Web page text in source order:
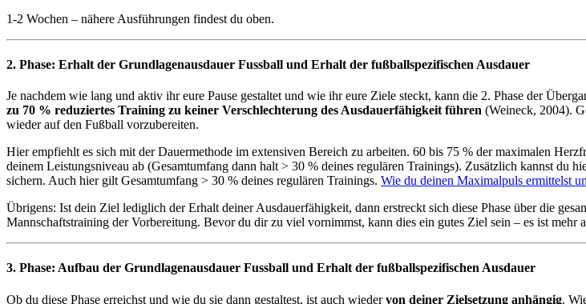
1-2 Wochen – nähere Ausführungen findest du oben.
2. Phase: Erhalt der Grundlagenausdauer Fussball und Erhalt der fußballspezifischen Ausdauer
Je nachdem wie lang und aktiv ihr eure Pause gestaltet und wie ihr eure Ziele steckt, kann die 2. Phase der
zu 70 % reduziertes Training zu keiner Verschlechterung des Ausdauerfähigkeit führen (Weineck, 2004).
wieder auf den Fußball vorzubereiten.
Hier empfiehlt es sich mit der Dauermethode im extensiven Bereich zu arbeiten. 60 bis 75 % der maximalen
deinem Leistungsniveau ab (Gesamtumfang dann halt > 30 % deines regulären Trainings). Zusätzlich kannst du
sichern. Auch hier gilt Gesamtumfang > 30 % deines regulären Trainings. Wie du deinen Maximalpuls ermittelst
Übrigens: Ist dein Ziel lediglich der Erhalt deiner Ausdauerfähigkeit, dann erstreckt sich diese Phase über die
Mannschaftstraining der Vorbereitung. Bevor du dir zu viel vornimmst, kann dies ein gutes Ziel sein – es ist mehr
3. Phase: Aufbau der Grundlagenausdauer Fussball und Erhalt der fußballspezifischen Ausdauer
Ob du diese Phase erreichst und wie du sie dann gestaltest, ist auch wiedervon deiner Zielsetzung anhängig.